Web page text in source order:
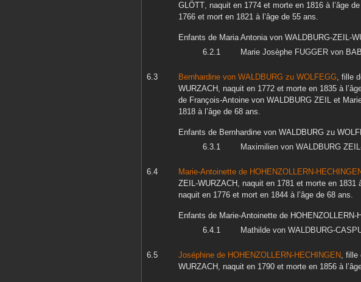
GLÖTT, naquit en 1774 et morte en 1816 à l’âge
1766 et mort en 1821 à l’âge de 55 ans.
Enfants de Maria Antoniavon WALDBURG-ZEIL-
Marie JosèpheFUGGER von
Bernhardine von WALDBURG zu WOLFEGG, fille
WURZACH , naquit en 1772 et morte en 1835 à
de François-Antoine von WALDBURG ZEIL et
1818 à l’âge de 68 ans.
Enfants de Bernhardine von WALDBURG zu
Maximilienvon WALDBURG
Marie-Antoinette de HOHENZOLLERN-
ZEIL-WURZACH , naquit en 1781 et morte en 1831
naquit en 1776 et mort en 1844 à l’âge de 68 ans.
Enfants de Marie-Antoinette de HOHENZOLLERN-
Mathildevon WALDBURG-
Joséphine de HOHENZOLLERN-HECHINGEN, fille
WURZACH , naquit en 1790 et morte en 1856 à